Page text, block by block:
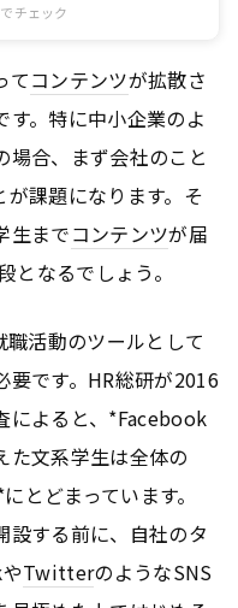
チェック
てコンテンツが拡散さ
。特に中小企業のよ
場合、まず会社のこと
課題になります。そ
生までコンテンツが届
となるでしょう。
活動のツールとして
要です。HR総研が2016
によると、*Facebook
た文系学生は全体の
とどまっています。
設する前に、自社のタ
TwitterのようなSNS